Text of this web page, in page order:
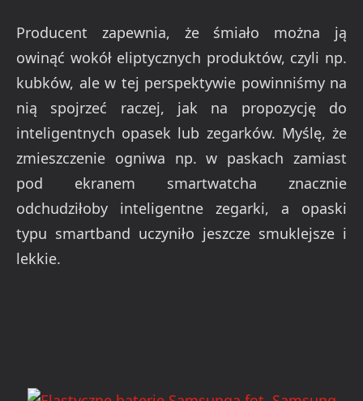
Producent zapewnia, że śmiało można ją
owinąć wokół eliptycznych produktów, czyli np.
kubków, ale w tej perspektywie powinniśmy na
nią spojrzeć raczej, jak na propozycję do
inteligentnych opasek lub zegarków. Myślę, że
zmieszczenie ogniwa np. w paskach zamiast
pod ekranem smartwatcha znacznie
odchudziłoby inteligentne zegarki, a opaski
typu smartband uczyniło jeszcze smuklejsze i
lekkie.